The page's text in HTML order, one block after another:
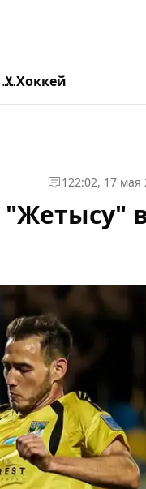
Хоккей
122:02, 17 мая